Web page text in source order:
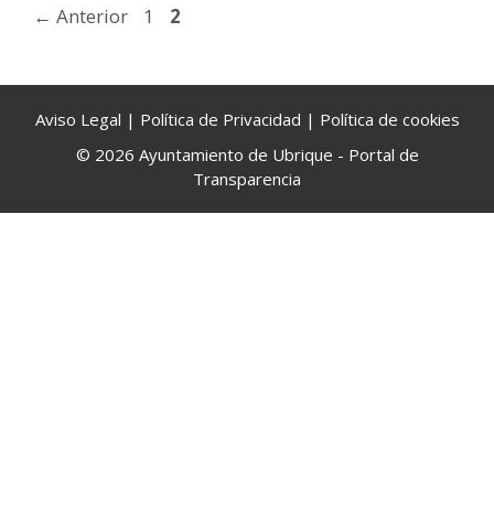
← Anterior Página
1 Página
2
Aviso Legal | Política de Privacidad | Política de cookies
© 2026 Ayuntamiento de Ubrique - Portal de
Transparencia